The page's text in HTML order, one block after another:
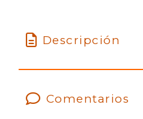
Descripción
Comentarios